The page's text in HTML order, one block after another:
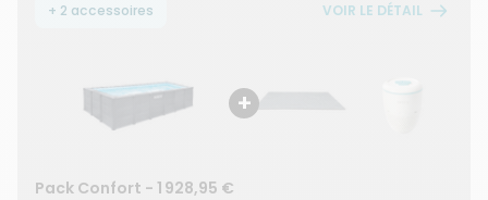
+ 2 accessoires VOIR LE DÉTAIL
+
Pack Confort - 1 928,95 €